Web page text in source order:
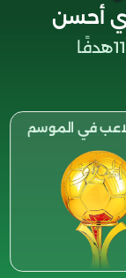
أحسن
11هدفًا
في الموسم